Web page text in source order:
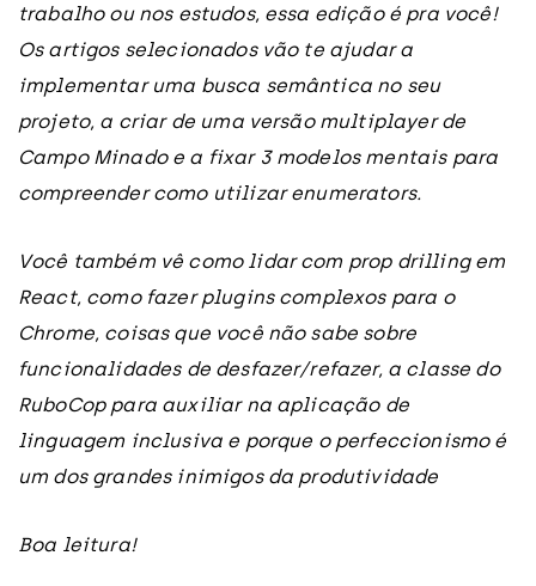
trabalho ou nos estudos, essa edição é pra você!
Os artigos selecionados vão te ajudar a
implementar uma busca semântica no seu
projeto, a criar de uma versão multiplayer de
Campo Minado e a fixar 3 modelos mentais para
compreender como utilizar enumerators.
Você também vê como lidar com prop drilling em
React, como fazer plugins complexos para o
Chrome, coisas que você não sabe sobre
funcionalidades de desfazer/refazer, a classe do
RuboCop para auxiliar na aplicação de
linguagem inclusiva e porque o perfeccionismo é
um dos grandes inimigos da produtividade
Boa leitura!